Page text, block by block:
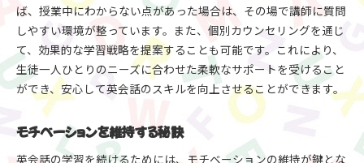
ば、授業中にわからない点があった場合は、その場で講師に質問
しやすい環境が整っています。また、個別カウンセリングを通じ
て、効果的な学習戦略を提案することも可能です。これにより、
生徒一人ひとりのニーズに合わせた柔軟なサポートを受けること
ができ、安心して英会話のスキルを向上させることができます。
モチベーションを維持する秘訣
英会話の学習を続けるためには、モチベーションの維持が鍵とな